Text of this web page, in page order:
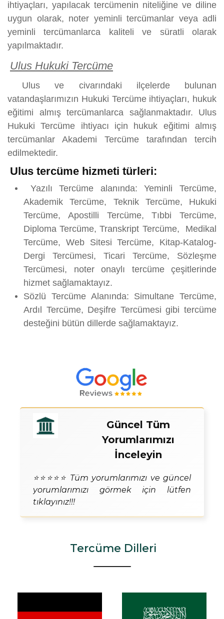
ihtiyaçları, yapılacak tercümenin niteliğine ve diline
uygun olarak, noter yeminli tercümanlar veya adli
yeminli tercümanlarca kaliteli ve süratli olarak
yapılmaktadır.
Ulus Hukuki Tercüme
Ulus ve civarındaki ilçelerde bulunan
vatandaşlarımızın Hukuki Tercüme ihtiyaçları, hukuk
eğitimi almış tercümanlarca sağlanmaktadır. Ulus
Hukuki Tercüme ihtiyacı için hukuk eğitimi almış
tercümanlar Akademi Tercüme tarafından tercih
edilmektedir.
Ulus tercüme hizmeti türleri:
Yazılı Tercüme alanında: Yeminli Tercüme,
Akademik Tercüme, Teknik Tercüme, Hukuki
Tercüme, Apostilli Tercüme, Tıbbi Tercüme,
Diploma Tercüme, Transkript Tercüme, Medikal
Tercüme, Web Sitesi Tercüme, Kitap-Katalog-
Dergi Tercümesi, Ticari Tercüme, Sözleşme
Tercümesi, noter onaylı tercüme çeşitlerinde
hizmet sağlamaktayız.
Sözlü Tercüme Alanında: Simultane Tercüme,
Ardıl Tercüme, Deşifre Tercümesi gibi tercüme
desteğini bütün dillerde sağlamaktayız.
Güncel Tüm
Yorumlarımızı
İnceleyin
⭐⭐⭐⭐⭐ Tüm yorumlarımızı ve güncel
yorumlarımızı görmek için lütfen
tıklayınız!!!
Tercüme Dilleri